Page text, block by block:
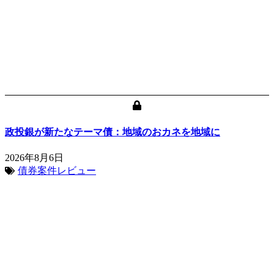
政投銀が新たなテーマ債：地域のおカネを地域に
2026年8月6日
債券案件レビュー